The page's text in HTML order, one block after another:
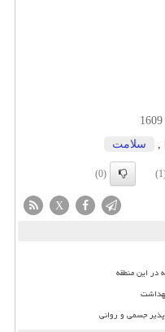
1609
سلامت
(0)
X
در این منطقه
جسمی و روانی